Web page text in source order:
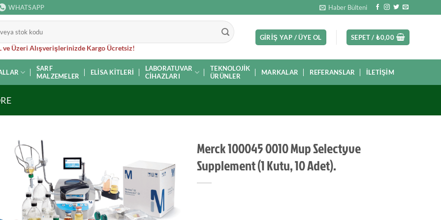
WHATSAPP Haber Bülteni
ve Üzeri Alışverişlerinizde Kargo Ücretsiz!
GIRIŞ YAP / ÜYE OL SEPET /₺0,00
SARF
MALZEMELER
ELISA KITLERI
LABORATUVAR
CIHAZLARI
TEKNOLOJIK
ÜRÜNLER
MARKALAR REFERANSLAR İLETIŞIM
Merck 100045 0010 Mup Selectyve
Supplement (1 Kutu, 10 Adet).